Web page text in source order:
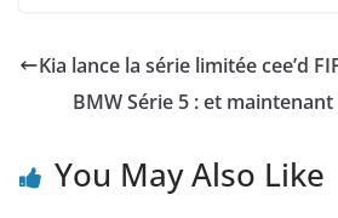
Kia lance la série limitée cee’d
BMW Série 5 : et
You May Also Like